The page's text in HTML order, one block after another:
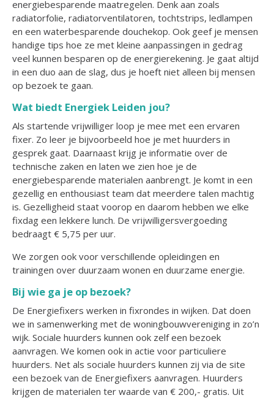
energiebesparende maatregelen. Denk aan zoals
radiatorfolie, radiatorventilatoren, tochtstrips, ledlampen
en een waterbesparende douchekop. Ook geef je mensen
handige tips hoe ze met kleine aanpassingen in gedrag
veel kunnen besparen op de energierekening. Je gaat altijd
in een duo aan de slag, dus je hoeft niet alleen bij mensen
op bezoek te gaan.
Wat biedt Energiek Leiden jou?
Als startende vrijwilliger loop je mee met een ervaren
fixer. Zo leer je bijvoorbeeld hoe je met huurders in
gesprek gaat. Daarnaast krijg je informatie over de
technische zaken en laten we zien hoe je de
energiebesparende materialen aanbrengt. Je komt in een
gezellig en enthousiast team dat meerdere talen machtig
is. Gezelligheid staat voorop en daarom hebben we elke
fixdag een lekkere lunch. De vrijwilligersvergoeding
bedraagt € 5,75 per uur.
We zorgen ook voor verschillende opleidingen en
trainingen over duurzaam wonen en duurzame energie.
Bij wie ga je op bezoek?
De Energiefixers werken in fixrondes in wijken. Dat doen
we in samenwerking met de woningbouwvereniging in zo’n
wijk. Sociale huurders kunnen ook zelf een bezoek
aanvragen. We komen ook in actie voor particuliere
huurders. Net als sociale huurders kunnen zij via de site
een bezoek van de Energiefixers aanvragen. Huurders
krijgen de materialen ter waarde van € 200,- gratis. Uit